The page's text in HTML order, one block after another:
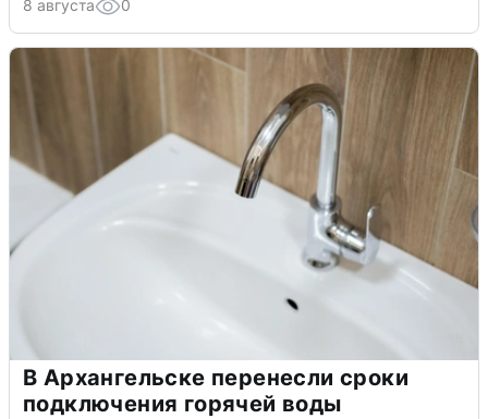
8 августа 0
В Архангельске перенесли сроки
подключения горячей воды